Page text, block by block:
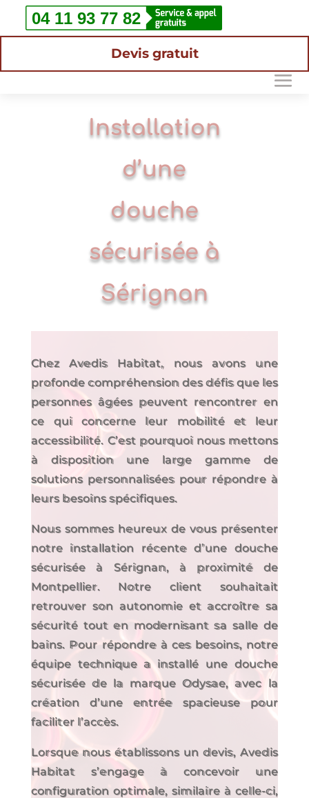
Devis gratuit
Installation
d’une
douche
sécurisée à
Sérignan
Chez Avedis Habitat, nous avons une
profonde compréhension des défis que les
personnes âgées peuvent rencontrer en
ce qui concerne leur mobilité et leur
accessibilité. C’est pourquoi nous mettons
à disposition une large gamme de
solutions personnalisées pour répondre à
leurs besoins spécifiques.
Nous sommes heureux de vous présenter
notre installation récente d’une douche
sécurisée à Sérignan, à proximité de
Montpellier. Notre client souhaitait
retrouver son autonomie et accroître sa
sécurité tout en modernisant sa salle de
bains. Pour répondre à ces besoins, notre
équipe technique a installé une douche
sécurisée de la marque Odysae, avec la
création d’une entrée spacieuse pour
faciliter l’accès.
Lorsque nous établissons un devis, Avedis
Habitat s’engage à concevoir une
configuration optimale, similaire à celle-ci,